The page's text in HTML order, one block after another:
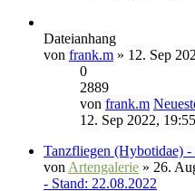
Dateianhang
von frank.m » 12. Sep
0
2889
von frank.m
12. Sep 2022, 19:55
Tanzfliegen (Hybotidae) -
von Artengalerie » 26.
- Stand: 22.08.2022